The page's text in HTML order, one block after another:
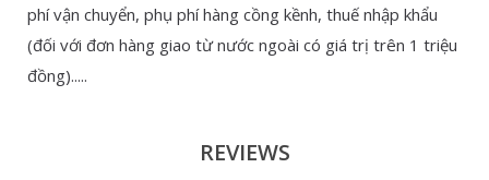
phí vận chuyển, phụ phí hàng cồng kềnh, thuế nhập khẩu
(đối với đơn hàng giao từ nước ngoài có giá trị trên 1 triệu
đồng).....
REVIEWS